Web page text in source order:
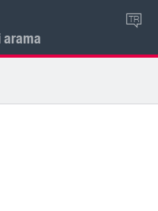
arama
TR